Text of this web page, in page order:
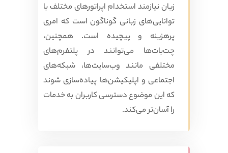
زبان نیازمند استخدام اپراتورهای مختلف با
توانایی‌های زبانی گوناگون است که امری
پرهزینه و پیچیده است. همچنین،
چت‌بات‌ها می‌توانند در پلتفرم‌های
مختلفی مانند وب‌سایت‌ها، شبکه‌های
اجتماعی و اپلیکیشن‌ها پیاده‌سازی شوند
که این موضوع دسترسی کاربران به خدمات
را آسان‌تر می‌کند.